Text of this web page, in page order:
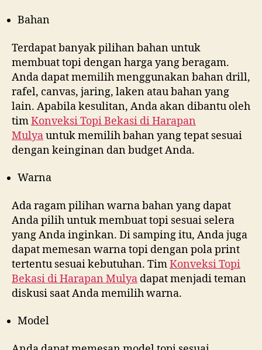
Bahan
Terdapat banyak pilihan bahan untuk
membuat topi dengan harga yang beragam.
Anda dapat memilih menggunakan bahan drill,
rafel, canvas, jaring, laken atau bahan yang
lain. Apabila kesulitan, Anda akan dibantu oleh
timKonveksi Topi Bekasi diHarapan
Mulyauntuk memilih bahan yang tepat sesuai
dengan keinginan dan budget Anda.
Warna
Ada ragam pilihan warna bahan yang dapat
Anda pilih untuk membuat topi sesuai selera
yang Anda inginkan. Di samping itu, Anda juga
dapat memesan warna topi dengan pola print
tertentu sesuai kebutuhan. TimKonveksi Topi
Bekasi diHarapan Mulya dapat menjadi teman
diskusi saat Anda memilih warna.
Model